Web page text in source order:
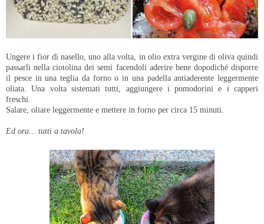
Ungere i fior di nasello, uno alla volta, in olio extra vergine di oliva quindi
passarli nella ciotolina dei semi facendoli aderire bene dopodiché disporre
il pesce in una teglia da forno o in una padella antiaderente leggermente
oliata. Una volta sistemati tutti, aggiungere i pomodorini e i capperi
freschi.
Salare, oliare leggermente e mettere in forno per circa 15 minuti.
Ed ora... tutti a tavola!